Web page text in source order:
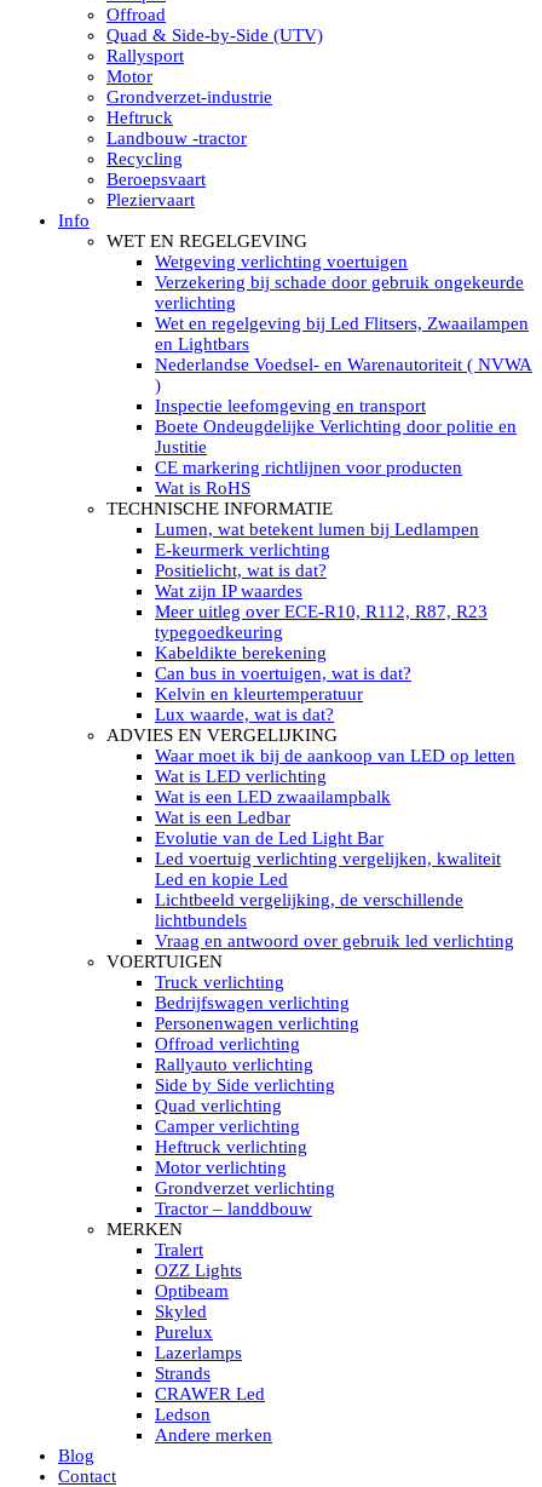
Led werklamp ovaal
Led werklamp kleur wit
Combinatie LED werklampen
Led achteruitrijverlichting
Led onderbouw achteruitrijlamp
Led werklamp industrieel
Led veiligheidsverlichting
Led werklamp tractor
Led werklamp ADR
Led werklamp drukwaterdicht IP69K
Led werklampen assortiment Tralert
Led breedstralers Lazer
Led werklampen in Subcategorieën
LED WERKVERLICHTING
LED’s work werklamp met accu
LED’s work werklamp portable 220V
LED’s work werklamp Hybride
Led lichtslang 220 Volt
LED’s work werklamp met statief 220V
LED’s light PRO schijnwerpers 220V
LED High Bay verlichting 220V
Subcategorieën Led werkverlichting
LED SIGNALISATIE
Led Flitsers
Werkverlichting met Led flitsers
Led zwaailampbalk
Led Multi zwaailampbalk
Led flitsbalk compact
Traffic Advisors
Led zwaailicht
Accessoires signalering
Led signalisatie in Subcategorieën
LED KOPLAMPEN GEKEURD
Led koplampen inbouw
Led koplampen opbouw
Led koplampen tractoren
Subcategorieën Led koplampen
LED ZOEKLICHT
Electrische Led zoeklamp Allremote
Electrisch Led zoeklicht Golight
Marinco Roestvrijstaal Led zoeklicht
Elektrisch Led zoeklicht diverse
Led zoeklamp accessoires ALLremote
Led zoeklicht 230V
Subcategorieën Led zoeklichten
HELLA MARINE LED
Sea Hawk – Light Bars
Sea Hawk – Light Bars – Edge Light
Sea Hawk – Work Lights
RokLUME Led werklampen
HypaLUME Led werklampen
Subcategorieën Hella Marine Led
LED STRIPS
Led strip flexibel Click & Go
Led strip RGB op rol
Led strip IP68 waterdicht
Led strip kleur wit
Led strips Vantage
Led strip met ingebouwde accu
Subcategorieën Led strips
LED INTERIEUR VERLICHTING
Led verlichting interieur PIR / Touch
LED Armatuur met Strip 220V
Led strips
Subcategorieën Led interieur
PORTABLE ACCU LED LAMP
Led hoofdlamp
Camping led verlichting
Led zaklamp
Accu werklamp
Offroad
Quad & Side-by-Side (UTV)
Rallysport
Motor
Grondverzet-industrie
Heftruck
Landbouw -tractor
Recycling
Beroepsvaart
Pleziervaart
Info
WET EN REGELGEVING
Wetgeving verlichting voertuigen
Verzekering bij schade door gebruik ongekeurde
verlichting
Wet en regelgeving bij Led Flitsers, Zwaailampen
en Lightbars
Nederlandse Voedsel- en Warenautoriteit ( NVWA
)
Inspectie leefomgeving en transport
Boete Ondeugdelijke Verlichting door politie en
Justitie
CE markering richtlijnen voor producten
Wat is RoHS
TECHNISCHE INFORMATIE
Lumen, wat betekent lumen bij Ledlampen
E-keurmerk verlichting
Positielicht, wat is dat?
Wat zijn IP waardes
Meer uitleg over ECE-R10, R112, R87, R23
typegoedkeuring
Kabeldikte berekening
Can bus in voertuigen, wat is dat?
Kelvin en kleurtemperatuur
Lux waarde, wat is dat?
ADVIES EN VERGELIJKING
Waar moet ik bij de aankoop van LED op letten
Wat is LED verlichting
Wat is een LED zwaailampbalk
Wat is een Ledbar
Evolutie van de Led Light Bar
Led voertuig verlichting vergelijken, kwaliteit
Led en kopie Led
Lichtbeeld vergelijking, de verschillende
lichtbundels
Vraag en antwoord over gebruik led verlichting
VOERTUIGEN
Truck verlichting
Bedrijfswagen verlichting
Personenwagen verlichting
Offroad verlichting
Rallyauto verlichting
Side by Side verlichting
Quad verlichting
Camper verlichting
Heftruck verlichting
Motor verlichting
Grondverzet verlichting
Tractor – landdbouw
MERKEN
Tralert
OZZ Lights
Optibeam
Skyled
Purelux
Lazerlamps
Strands
CRAWER Led
Ledson
Andere merken
Blog
Contact